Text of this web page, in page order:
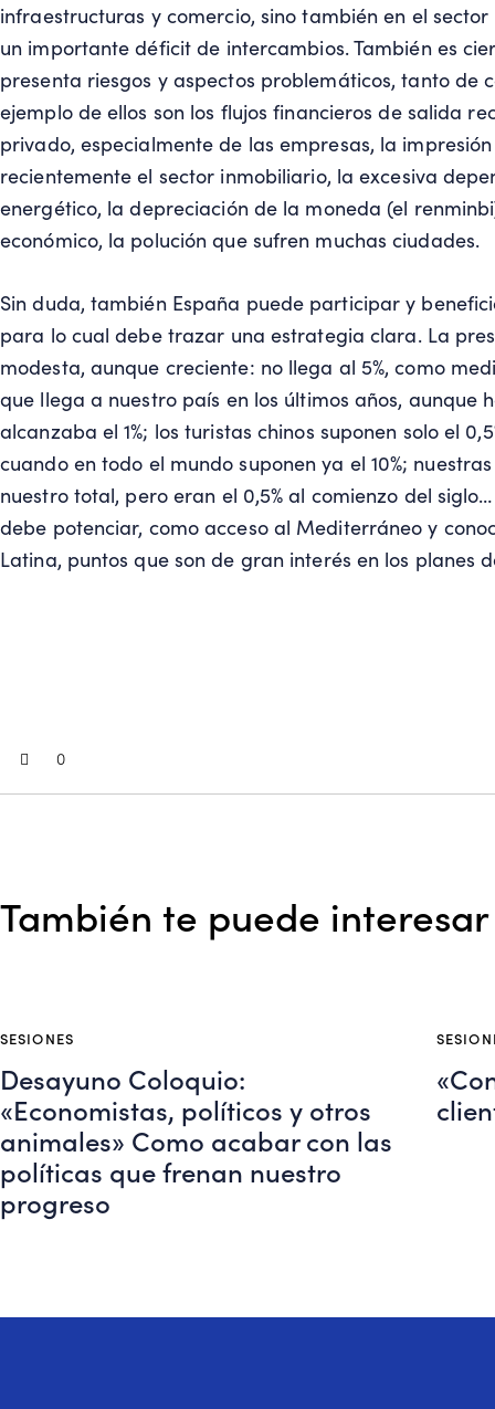
infraestructuras y comercio, sino también en el
un importante déficit de intercambios. También es
presenta riesgos y aspectos problemáticos, tanto de
ejemplo de ellos son los flujos financieros de salida
privado, especialmente de las empresas, la
recientemente el sector inmobiliario, la excesiva
energético, la depreciación de la moneda (el
económico, la polución que sufren muchas ciudades.
Sin duda, también España puede participar y
para lo cual debe trazar una estrategia clara. La
modesta, aunque creciente: no llega al 5%, como
que llega a nuestro país en los últimos años, aunque
alcanzaba el 1%; los turistas chinos suponen solo el
cuando en todo el mundo suponen ya el 10%;
nuestro total, pero eran el 0,5% al comienzo del
debe potenciar, como acceso al Mediterráneo y
Latina, puntos que son de gran interés en los planes
0
También te puede interesar
SESIONES
Desayuno Coloquio:
«Economistas, políticos y otros
animales» Como acabar con las
políticas que frenan nuestro
progreso